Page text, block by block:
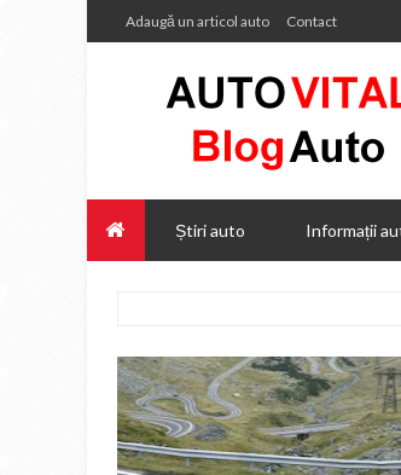
Adaugă un articol auto Contact
Știri auto Informații